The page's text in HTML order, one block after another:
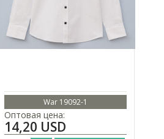
War 19092-1
Оптовая цена:
14,20 USD